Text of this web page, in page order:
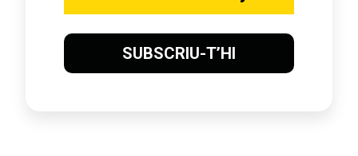
SUBSCRIU-T’HI